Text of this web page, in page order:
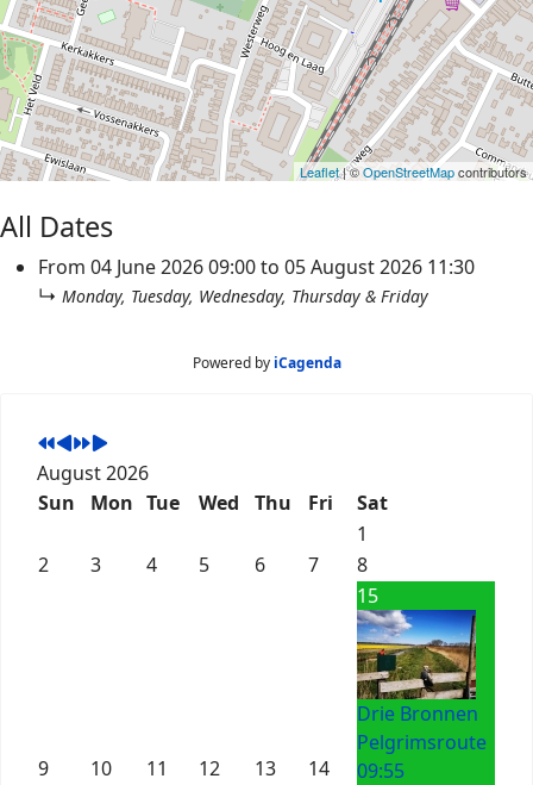
Leaflet| ©OpenStreetMapcontributors
All Dates
From 04 June 202609:00to 05 August 2026 11:30
↳ Monday, Tuesday, Wednesday, Thursday & Friday
Powered by iCagenda
August 2026
Sun
Mon Tue Wed Thu Fri
Sat
1
2
3 4 5 6 7 8
9 10 11 12 13 14
15
Drie Bronnen
Pelgrimsroute
09:55